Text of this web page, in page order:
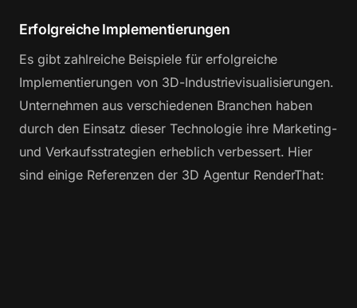
Erfolgreiche Implementierungen
Es gibt zahlreiche Beispiele für erfolgreiche
Implementierungen von 3D-Industrievisualisierungen.
Unternehmen aus verschiedenen Branchen haben
durch den Einsatz dieser Technologie ihre Marketing-
und Verkaufsstrategien erheblich verbessert. Hier
sind einige Referenzen der 3D Agentur RenderThat: